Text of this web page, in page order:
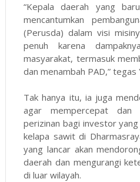
“Kepala daerah yang
mencantumkan
(Perusda) dalam visi
penuh karena
masyarakat, termasuk
dan menambah PAD,” tegas
Tak hanya itu, ia juga
agar mempercepat dan
perizinan bagi investor
kelapa sawit di
yang lancar akan
daerah dan mengurangi
di luar wilayah.